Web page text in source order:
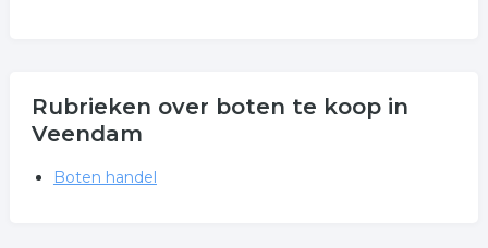
Rubrieken over boten te koop in
Veendam
Boten handel